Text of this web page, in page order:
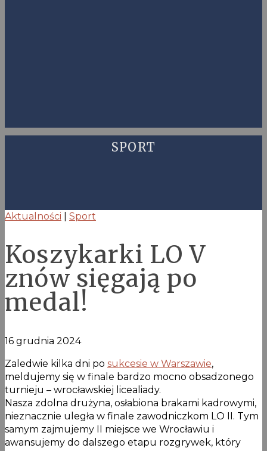
SPORT
Aktualności Sport
Koszykarki LO V
znów sięgają po
medal!
16 grudnia 2024
Zaledwie kilka dni po sukcesie w Warszawie,
meldujemy się w finale bardzo mocno obsadzonego
turnieju – wrocławskiej licealiady.
Nasza zdolna drużyna, osłabiona brakami kadrowymi,
nieznacznie uległa w finale zawodniczkom LO II. Tym
samym zajmujemy II miejsce we Wrocławiu i
awansujemy do dalszego etapu rozgrywek, który